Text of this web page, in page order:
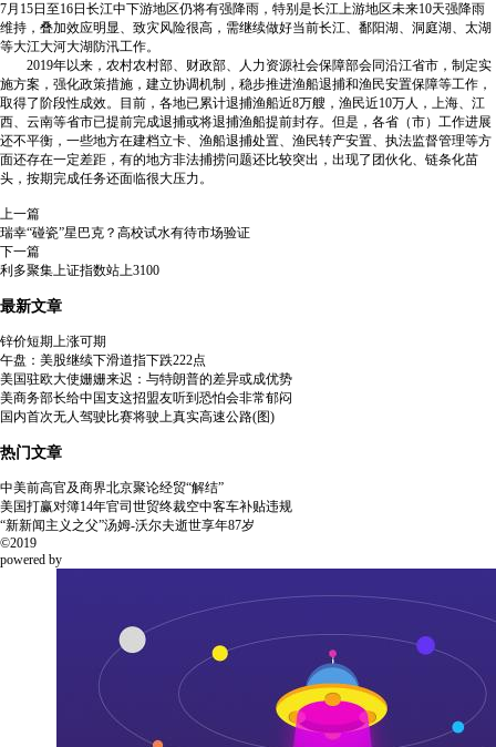
7月15日至16日长江中下游地区仍将有强降雨，特别是长江上游地区未来10天强降雨
维持，叠加效应明显、致灾风险很高，需继续做好当前长江、鄱阳湖、洞庭湖、太湖
等大江大河大湖防汛工作。
2019年以来，农村农村部、财政部、人力资源社会保障部会同沿江省市，制定实
施方案，强化政策措施，建立协调机制，稳步推进渔船退捕和渔民安置保障等工作，
取得了阶段性成效。目前，各地已累计退捕渔船近8万艘，渔民近10万人，上海、江
西、云南等省市已提前完成退捕或将退捕渔船提前封存。但是，各省（市）工作进展
还不平衡，一些地方在建档立卡、渔船退捕处置、渔民转产安置、执法监督管理等方
面还存在一定差距，有的地方非法捕捞问题还比较突出，出现了团伙化、链条化苗
头，按期完成任务还面临很大压力。
上一篇
瑞幸“碰瓷”星巴克？高校试水有待市场验证
下一篇
利多聚集上证指数站上3100
最新文章
锌价短期上涨可期
午盘：美股继续下滑道指下跌222点
美国驻欧大使姗姗来迟：与特朗普的差异或成优势
美商务部长给中国支这招盟友听到恐怕会非常郁闷
国内首次无人驾驶比赛将驶上真实高速公路(图)
热门文章
中美前高官及商界北京聚论经贸“解结”
美国打赢对簿14年官司世贸终裁空中客车补贴违规
“新新闻主义之父”汤姆-沃尔夫逝世享年87岁
©2019
powered by